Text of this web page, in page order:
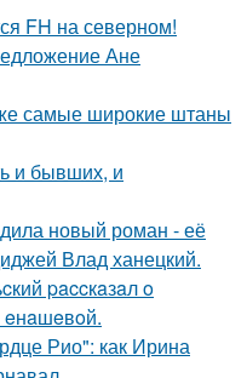
FH на северном!
Ане
самые широкие штаны
и бывших, и
новый роман - её
Влад ханецкий.
paccкaзaл o
eнaшeвoй.
Рио": как Ирина